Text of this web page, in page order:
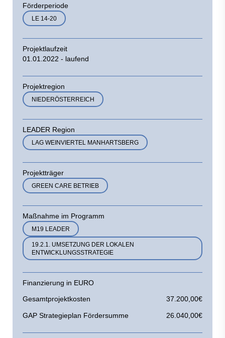
Förderperiode
LE 14-20
Projektlaufzeit
01.01.2022 - laufend
Projektregion
NIEDERÖSTERREICH
LEADER Region
LAG WEINVIERTEL MANHARTSBERG
Projektträger
GREEN CARE BETRIEB
Maßnahme im Programm
M19 LEADER
19.2.1. UMSETZUNG DER LOKALEN
ENTWICKLUNGSSTRATEGIE
Finanzierung in EURO
Gesamtprojektkosten
37.200,00€
GAP Strategieplan Fördersumme 26.040,00€